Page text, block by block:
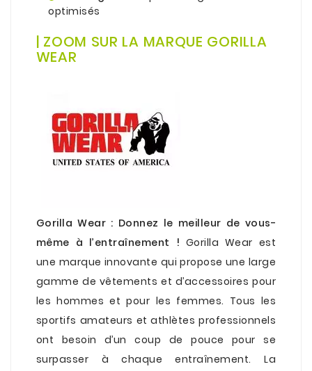
optimisés
| ZOOM SUR LA MARQUE GORILLA
WEAR
Gorilla Wear : Donnez le meilleur de vous-
même à l’entraînement ! Gorilla Wear est
une marque innovante qui propose une large
gamme de vêtements et d’accessoires pour
les hommes et pour les femmes. Tous les
sportifs amateurs et athlètes professionnels
ont besoin d’un coup de pouce pour se
surpasser à chaque entraînement. La